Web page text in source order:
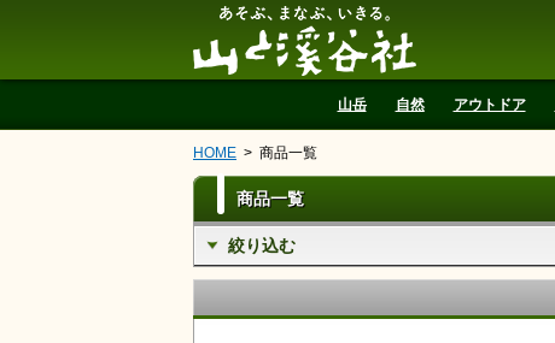
山岳 自然 アウトドア
HOME 商品一覧
商品一覧
絞り込む